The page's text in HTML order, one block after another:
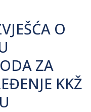
O
ZA
KKŽ